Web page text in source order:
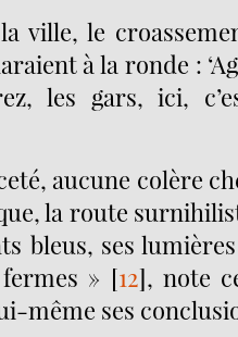
ville, le
à la ronde :
les gars, ici,
aucune colère
la route
bleus, ses
» [12], note
même ses